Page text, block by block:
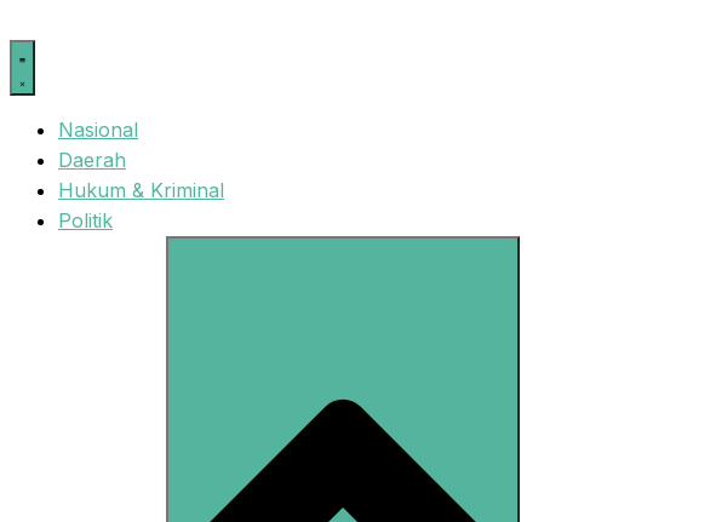
ke
isi
Nasional
Daerah
Hukum & Kriminal
Politik